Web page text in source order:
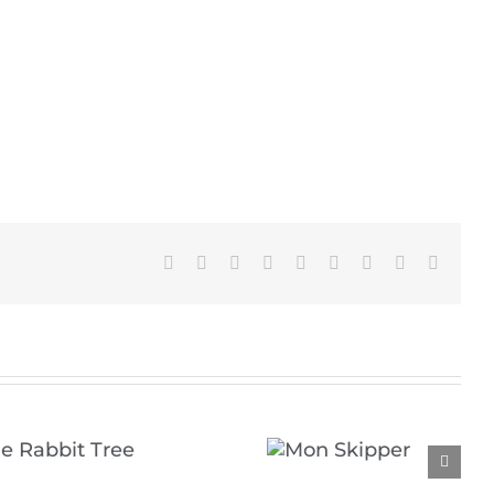
Facebook Reddit LinkedInWhatsApp
TumblrPinterest